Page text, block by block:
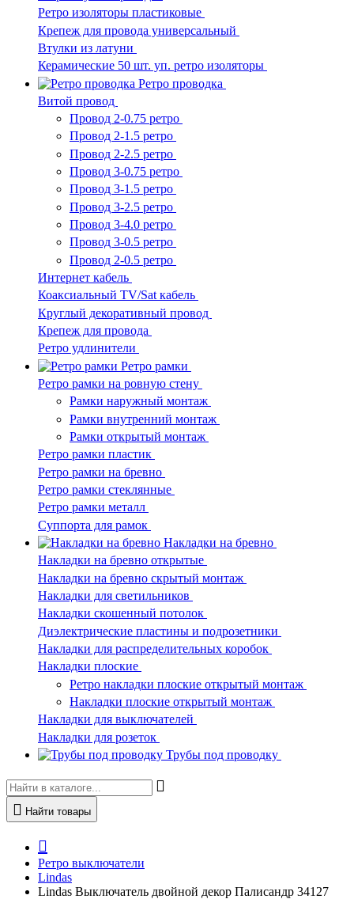
Ретро изоляторы пластиковые
Крепеж для провода универсальный
Втулки из латуни
Керамические 50 шт. уп. ретро изоляторы
Ретро проводка
Витой провод
Провод 2-0.75 ретро
Провод 2-1.5 ретро
Провод 2-2.5 ретро
Провод 3-0.75 ретро
Провод 3-1.5 ретро
Провод 3-2.5 ретро
Провод 3-4.0 ретро
Провод 3-0.5 ретро
Провод 2-0.5 ретро
Интернет кабель
Коаксиальный TV/Sat кабель
Круглый декоративный провод
Крепеж для провода
Ретро удлинители
Ретро рамки
Ретро рамки на ровную стену
Рамки наружный монтаж
Рамки внутренний монтаж
Рамки открытый монтаж
Ретро рамки пластик
Ретро рамки на бревно
Ретро рамки стеклянные
Ретро рамки металл
Суппорта для рамок
Накладки на бревно
Накладки на бревно открытые
Накладки на бревно скрытый монтаж
Накладки для светильников
Накладки скошенный потолок
Диэлектрические пластины и подрозетники
Накладки для распределительных коробок
Накладки плоские
Ретро накладки плоские открытый монтаж
Накладки плоские открытый монтаж
Накладки для выключателей
Накладки для розеток
Трубы под проводку
Найти товары
Ретро выключатели
Lindas
Lindas Выключатель двойной декор Палисандр 34127